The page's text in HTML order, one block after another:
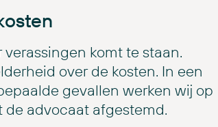
komt te staan.
over de kosten. In een
gevallen werken wij op
advocaat afgestemd.